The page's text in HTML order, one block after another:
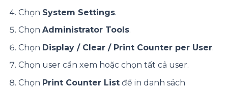
Chọn System Settings.
Chọn Administrator Tools.
Chọn Display / Clear / Print Counter per User.
Chọn user cần xem hoặc chọn tất cả user.
Chọn Print Counter Listđể in danh sách